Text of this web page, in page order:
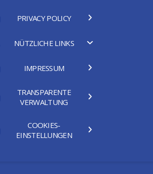
PRIVACY POLICY
NÜTZLICHE LINKS
IMPRESSUM
TRANSPARENTE
VERWALTUNG
COOKIES-
EINSTELLUNGEN